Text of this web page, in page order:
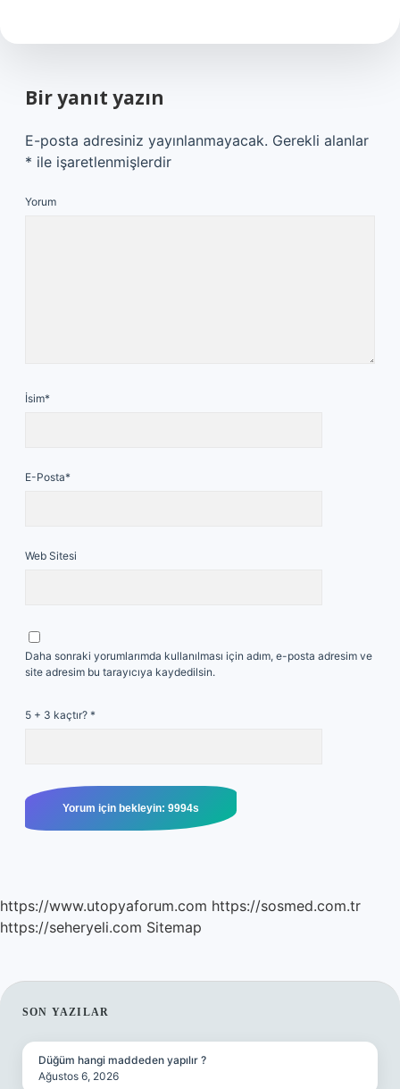
Bir yanıt yazın
E-posta adresiniz yayınlanmayacak. Gerekli alanlar
* ile işaretlenmişlerdir
Yorum
İsim*
E-Posta*
Web Sitesi
Daha sonraki yorumlarımda kullanılması için adım, e-posta adresim ve
site adresim bu tarayıcıya kaydedilsin.
5 + 3 kaçtır? *
https://www.utopyaforum.com https://sosmed.com.tr
https://seheryeli.com Sitemap
SIDEBAR
SON YAZILAR
Düğüm hangi maddeden yapılır ?
Ağustos 6, 2026